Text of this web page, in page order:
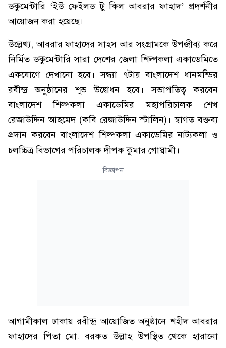
ডকুমেন্টারি ‘ইউ ফেইলড টু কিল আবরার ফাহাদ’ প্রদর্শনীর
আয়োজন করা হয়েছে।
উল্লেখ্য, আবরার ফাহাদের সাহস আর সংগ্রামকে উপজীব্য করে
নির্মিত ডকুমেন্টারি সারা দেশের জেলা শিল্পকলা একাডেমিতে
একযোগে দেখানো হবে। সন্ধ্যা ৭টায় বাংলাদেশ ধানমন্ডির
রবীন্দ্র অনুষ্ঠানের শুভ উদ্বোধন হবে। সভাপতিত্ব করবেন
বাংলাদেশ শিল্পকলা একাডেমির মহাপরিচালক শেখ
রেজাউদ্দিন আহমেদ (কবি রেজাউদ্দিন স্টালিন)। স্বাগত বক্তব্য
প্রদান করবেন বাংলাদেশ শিল্পকলা একাডেমির নাট্যকলা ও
চলচ্চিত্র বিভাগের পরিচালক দীপক কুমার গোস্বামী।
বিজ্ঞাপন
আগামীকাল ঢাকায় রবীন্দ্র আয়োজিত অনুষ্ঠানে শহীদ আবরার
ফাহাদের পিতা মো. বরকত উল্লাহ উপস্থিত থেকে হারানো